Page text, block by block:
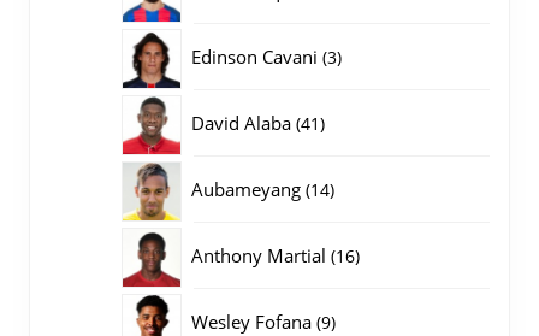
Edinson Cavani 33
David Alaba 4141
Aubameyang 1414
Anthony Martial 1616
Wesley Fofana 99